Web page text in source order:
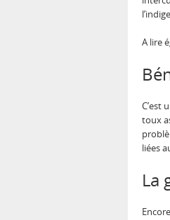
A lire
C’est
toux
liées
La